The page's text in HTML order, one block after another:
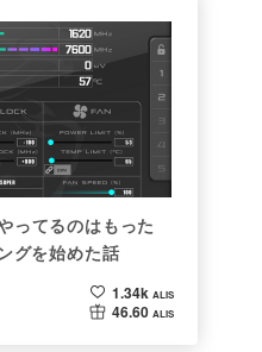
ってるのはもった
グを始めた話
1.34k ALIS
46.60 ALIS